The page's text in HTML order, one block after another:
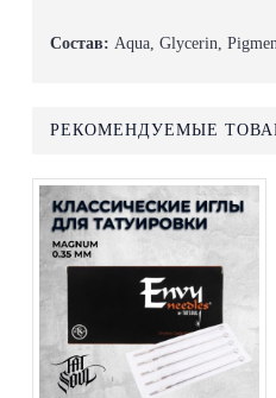
Состав: Aqua, Glycerin,
РЕКОМЕНДУЕМЫЕ